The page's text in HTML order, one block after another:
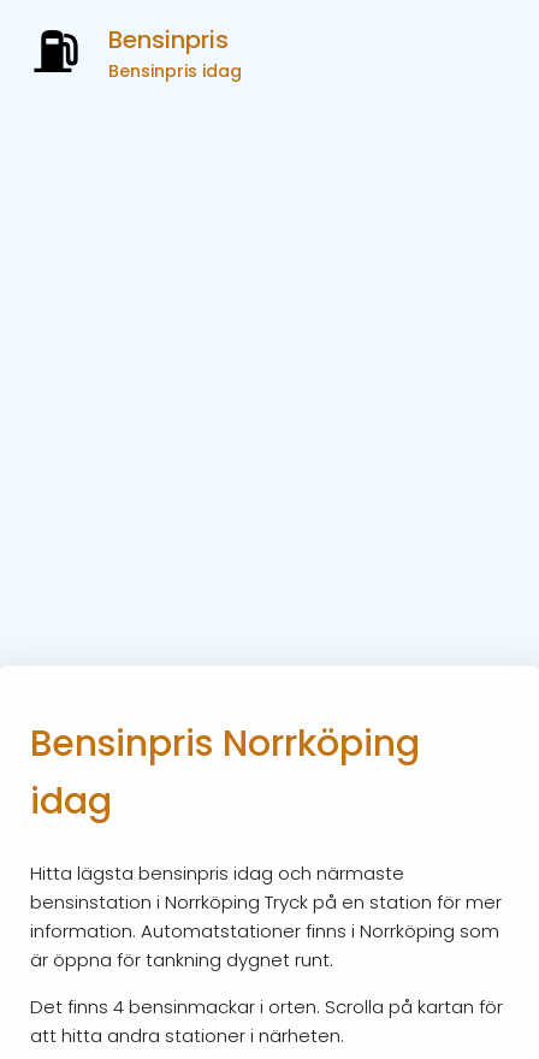
Bensinpris
Bensinpris idag
Bensinpris Norrköping
idag
Hitta lägsta bensinpris idag och närmaste
bensinstation i Norrköping Tryck på en station för mer
information. Automatstationer finns i Norrköping som
är öppna för tankning dygnet runt.
Det finns 4 bensinmackar i orten. Scrolla på kartan för
att hitta andra stationer i närheten.